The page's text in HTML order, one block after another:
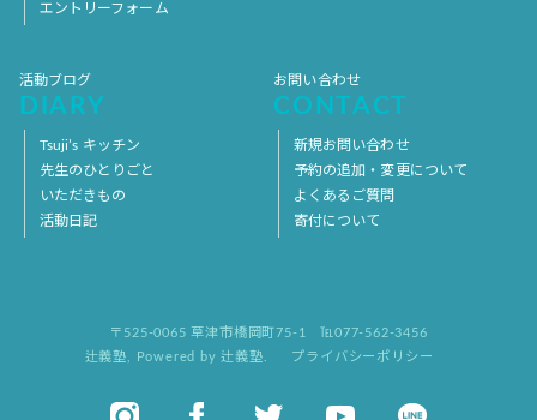
エントリーフォーム
活動ブログ
DIARY
Tsuji’s キッチン
先生のひとりごと
いただきもの
活動日記
お問い合わせ
CONTACT
新規お問い合わせ
予約の追加・変更について
よくあるご質問
寄付について
〒525-0065 草津市橋岡町75-1
℡077-562-3456
辻義塾
Powered by 辻義塾. プライバシーポリシー